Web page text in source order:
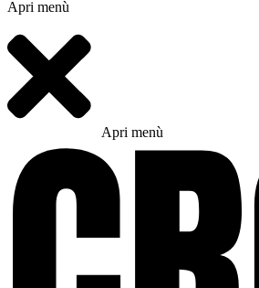
Apri menù
Apri menù